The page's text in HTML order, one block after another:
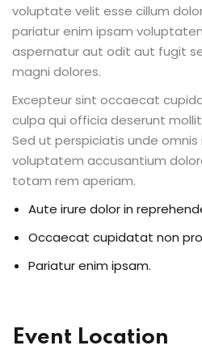
voluptate velit esse cillum
pariatur enim ipsam
aspernatur aut odit aut fugit
magni dolores.
Excepteur sint occaecat
culpa qui officia deserunt
Sed ut perspiciatis unde
voluptatem accusantium
totam rem aperiam.
Aute irure dolor in
Occaecat cupidatat non
Pariatur enim ipsam.
Event Location